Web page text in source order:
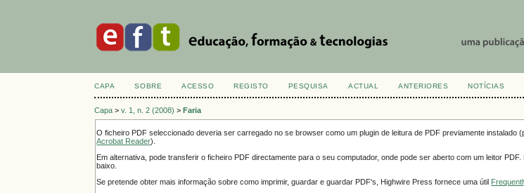
CAPA SOBRE ACESSO REGISTO PESQUISA ACTUAL ANTERIORES NOTÍCIAS
Capa >v. 1, n. 2 (2008) >Faria
O ficheiro PDF seleccionado deveria ser carregado no se browser como um plugin de leitura de PDF previamente instalado
Acrobat Reader).
Em alternativa, pode transferir o ficheiro PDF directamente para o seu computador, onde pode ser aberto com um leitor
baixo.
Se pretende obter mais informação sobre como imprimir, guardar e guardar PDF's, Highwire Press fornece uma útil